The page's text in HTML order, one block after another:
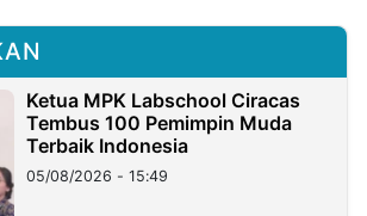
Ketua MPK Labschool Ciracas
Tembus 100 Pemimpin Muda
Terbaik Indonesia
05/08/2026 - 15:49